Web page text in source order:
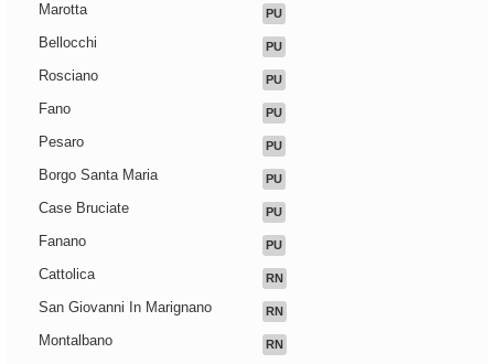
Marotta PU
Bellocchi PU
Rosciano PU
Fano PU
Pesaro PU
Borgo Santa Maria PU
Case Bruciate PU
Fanano PU
Cattolica RN
San Giovanni In Marignano RN
Montalbano RN